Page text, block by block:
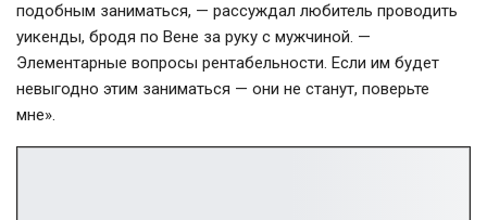
подобным заниматься, — рассуждал любитель проводить
уикенды, бродя по Вене за руку с мужчиной. —
Элементарные вопросы рентабельности. Если им будет
невыгодно этим заниматься — они не станут, поверьте
мне».